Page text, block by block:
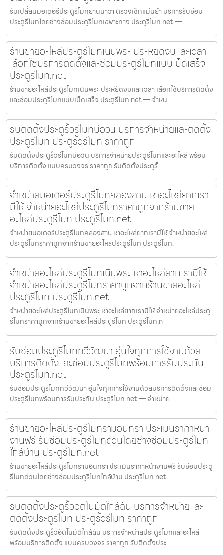
รับเปลี่ยนมอเตอร์ประตูรีโมทยานนาวา ตรวจเช็กแม่นยำ บริการรับซ่อม
ประตูรีโมทโดยช่างซ่อมประตูรีโมทเฉพาะทาง ประตูรีโมท.net —
ร้านขายอะไหล่ประตูรีโมทเนินพระ ประหยัดงบและเวลา
เลือกใช้บริการติดตั้งและซ่อมประตูรีโมทแบบเบ็ดเสร็จ
ประตูรีโมท.net
ร้านขายอะไหล่ประตูรีโมทเนินพระ ประหยัดงบและเวลา เลือกใช้บริการติดตั้ง
และซ่อมประตูรีโมทแบบเบ็ดเสร็จ ประตูรีโมท.net — จำหน
รับติดตั้งประตูรั้วรีโมทบ่อวิน บริการจำหน่ายและติดตั้ง
ประตูรีโมท ประตูรั้วรีโมท ราคาถูก
รับติดตั้งประตูรั้วรีโมทบ่อวิน บริการจำหน่ายประตูรีโมทและอะไหล่ พร้อม
บริการติดตั้ง แบบครบวงจร ราคาถูก รับติดตั้งประตูรั้
จำหน่ายมอเตอร์ประตูรีโมทคลองสาน หาอะไหล่ยากเรา
มีให้ จำหน่ายอะไหล่ประตูรีโมทราคาถูกจากร้านขาย
อะไหล่ประตูรีโมท ประตูรีโมท.net
จำหน่ายมอเตอร์ประตูรีโมทคลองสาน หาอะไหล่ยากเรามีให้ จำหน่ายอะไหล่
ประตูรีโมทราคาถูกจากร้านขายอะไหล่ประตูรีโมท ประตูรีโมท.
จำหน่ายอะไหล่ประตูรีโมทเนินพระ หาอะไหล่ยากเรามีให้
จำหน่ายอะไหล่ประตูรีโมทราคาถูกจากร้านขายอะไหล่
ประตูรีโมท ประตูรีโมท.net
จำหน่ายอะไหล่ประตูรีโมทเนินพระ หาอะไหล่ยากเรามีให้ จำหน่ายอะไหล่ประตู
รีโมทราคาถูกจากร้านขายอะไหล่ประตูรีโมท ประตูรีโมท.n
รับซ่อมประตูรีโมททวีวัฒนา อุ่นใจทุกการใช้งานด้วย
บริการติดตั้งและซ่อมประตูรีโมทพร้อมการรับประกัน
ประตูรีโมท.net
รับซ่อมประตูรีโมททวีวัฒนา อุ่นใจทุกการใช้งานด้วยบริการติดตั้งและซ่อม
ประตูรีโมทพร้อมการรับประกัน ประตูรีโมท.net — จำหน่าย
ร้านขายอะไหล่ประตูรีโมทรามอินทรา ประเมินราคาหน้า
งานฟรี รับซ่อมประตูรีโมทด่วนโดยช่างซ่อมประตูรีโมท
ใกล้บ้าน ประตูรีโมท.net
ร้านขายอะไหล่ประตูรีโมทรามอินทรา ประเมินราคาหน้างานฟรี รับซ่อมประตู
รีโมทด่วนโดยช่างซ่อมประตูรีโมทใกล้บ้าน ประตูรีโมท.net
รับติดตั้งประตูรั้วอัตโนมัติใกล้ฉัน บริการจำหน่ายและ
ติดตั้งประตูรีโมท ประตูรั้วรีโมท ราคาถูก
รับติดตั้งประตูรั้วอัตโนมัติใกล้ฉัน บริการจำหน่ายประตูรีโมทและอะไหล่
พร้อมบริการติดตั้ง แบบครบวงจร ราคาถูก รับติดตั้งประ